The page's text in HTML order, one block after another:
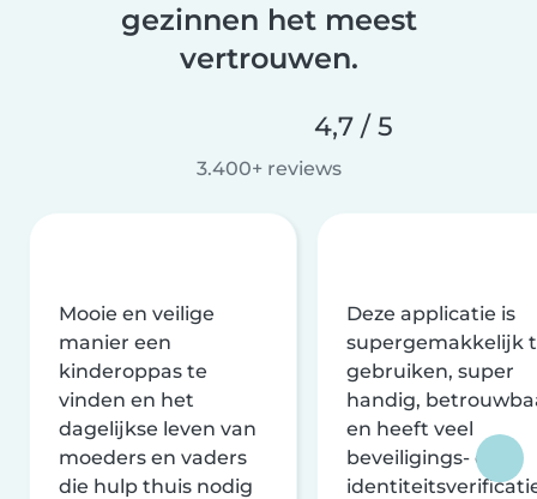
gezinnen het meest
vertrouwen.
4,7 / 5
3.400+ reviews
Mooie en veilige
manier een
kinderoppas te
vinden en het
dagelijkse leven van
moeders en vaders
die hulp thuis nodig
Deze applicatie is
supergemakkelijk
gebruiken, super
handig,
en heeft veel
beveiligings- en